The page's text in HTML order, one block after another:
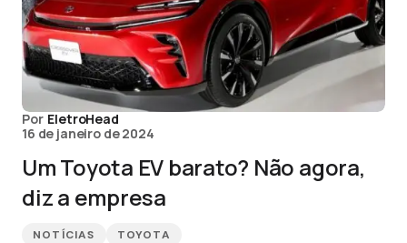
Por EletroHead
16 de janeiro de 2024
Um Toyota EV barato? Não agora,
diz a empresa
NOTÍCIAS TOYOTA